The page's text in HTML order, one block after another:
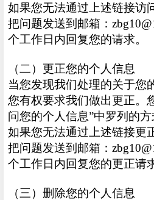
如果您无法通过上述链接访
把问题发送到邮箱：
个工作日内回复您的请求。
（二）更正您的个人信息
当您发现我们处理的关于您
您有权要求我们做出更正。
问您的个人信息”中罗列的方
如果您无法通过上述链接更
把问题发送到邮箱：
个工作日内回复您的更正请
（三）删除您的个人信息